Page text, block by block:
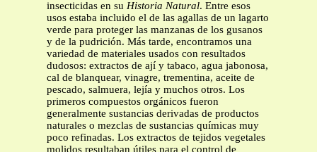
insecticidas en su Historia Natural. Entre esos
usos estaba incluido el de las agallas de un lagarto
verde para proteger las manzanas de los gusanos
y de la pudrición. Más tarde, encontramos una
variedad de materiales usados con resultados
dudosos: extractos de ají y tabaco, agua jabonosa,
cal de blanquear, vinagre, trementina, aceite de
pescado, salmuera, lejía y muchos otros. Los
primeros compuestos orgánicos fueron
generalmente sustancias derivadas de productos
naturales o mezclas de sustancias químicas muy
poco refinadas. Los extractos de tejidos vegetales
molidos resultaban útiles para el control de